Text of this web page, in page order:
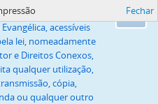
Ok
da Igreja
acessíveis
lei, nomeadamente
e Direitos Conexos,
qualquer utilização,
cópia,
ou qualquer outro
Fechar